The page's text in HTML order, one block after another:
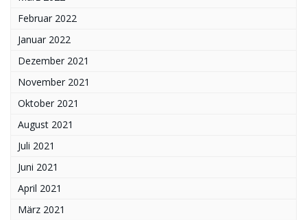
Februar 2022
Januar 2022
Dezember 2021
November 2021
Oktober 2021
August 2021
Juli 2021
Juni 2021
April 2021
März 2021